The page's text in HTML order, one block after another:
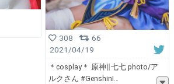
308
66
2021/04/19
＊cosplay＊ 原神∥七七 photo/ア
ルクさん #GenshinI